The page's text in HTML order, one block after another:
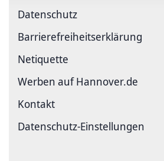
Datenschutz
Barriere­freiheits­erklärung
Netiquette
Werben auf Hannover.de
Kontakt
Datenschutz-Einstellungen